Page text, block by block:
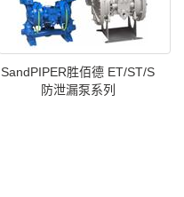
SandPIPER胜佰德 ET/ST/S
防泄漏泵系列